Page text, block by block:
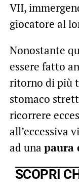
VII,
giocatore al
Nonostante
essere fatto
ritorno di più
stomaco
ricorrere
all’eccessiva
ad una paura
SCOPRI